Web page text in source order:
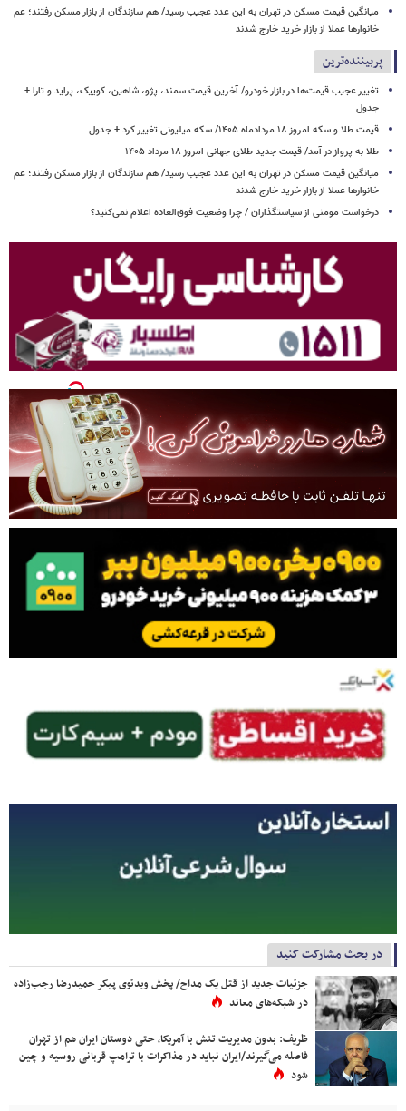
میانگین قیمت مسکن در تهران به این عدد عجیب رسید/ هم سازندگان از بازار مسکن رفتند؛ عم
خانوارها عملا از بازار خرید خارج شدند
پربیننده‌ترین
تغییر عجیب قیمت‌ها در بازار خودرو/ آخرین قیمت سمند، پژو، شاهین، کوییک، پراید و تارا +
جدول
قیمت طلا و سکه امروز ۱۸ مردادماه ۱۴۰۵/ سکه میلیونی تغییر کرد + جدول
طلا به پرواز در آمد/ قیمت جدید طلای جهانی امروز ۱۸ مرداد ۱۴۰۵
میانگین قیمت مسکن در تهران به این عدد عجیب رسید/ هم سازندگان از بازار مسکن رفتند؛ عم
خانوارها عملا از بازار خرید خارج شدند
درخواست مومنی از سیاستگذاران / چرا وضعیت فوق‌العاده اعلام نمی‌کنید؟
در بحث مشارکت کنید
جزئیات جدید از قتل یک مداح/ پخش ویدئوی پیکر حمیدرضا رجب‌زاده
در شبکه‌های معاند
ظریف: بدون مدیریت تنش با آمریکا، حتی دوستان ایران هم از تهران
فاصله می‌گیرند/ایران نباید در مذاکرات با ترامپ قربانی روسیه و چین
شود